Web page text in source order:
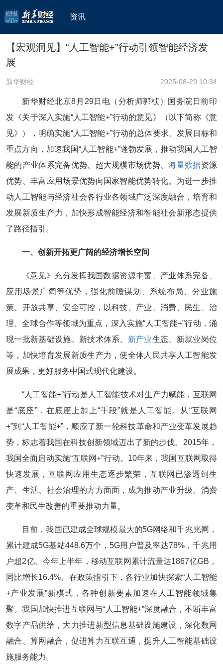
资讯
【宏观洞见】“人工智能+”行动引领智能经济发
展
新华财经 2025-08-29 10:34
新华财经北京8月29日电（分析师郭桢）国务院日前印
发《关于深入实施“人工智能+”行动的意见》（以下简称《意
见》），明确实施“人工智能+”行动的总体要求、发展目标和
重点方向，加速我国“人工智能+”蓬勃发展，推动我国人工智
能的产业体系完备优势、超大规模市场优势、海量数据资源
优势、丰富应用场景优势向国家智能优势转化。为进一步推
动人工智能与经济社会各行业各领域广泛深度融合，培育和
发展新质生产力，加快形成智能经济和智能社会新形态提供
了路径指引。
一、创新开拓更广阔的经济增长空间
《意见》充分发挥我国数据资源丰富、产业体系完备、
应用场景广阔等优势，强化前瞻谋划、系统布局、分业施
策、开放共享、安全可控，以科技、产业、消费、民生、治
理、全球合作等领域为重点，深入实施“人工智能+”行动，涌
现一批新基础设施、新技术体系、 新产业生态、新就业岗位
等，加快培育发展新质生产力，使全体人民共享人工智能发
展成果，更好服务中国式现代化建设。
“人工智能+”行动是人工智能技术对生产力赋能，互联网
是“底座”，在底座上加上“手段”就是人工智能。从“互联网
+”到“人工智能+”，顺应了新一轮科技革命和产业变革发展趋
势，标志着我国在科技创新领域迈出了新的步伐。2015年，
我国全面启动实施“互联网+”行动。10年来，我国互联网取得
快速发展，互联网应用生态逐步繁荣，互联网已渗透到生
产、生活、社会治理的方方面面，成为推动产业升级、消费
变革和民生改善的重要推动力量。
目前，我国已建成全球规模最大的5G网络和千兆光网，
累计建成5G基站448.6万个，5G用户普及率达78%，千兆用
户超2亿。今年上半年，移动互联网累计流量达1867亿GB，
同比增长16.4%。在政策指引下，各行业加快探索“人工智能
+产业发展”新模式，各种创新要素加速在人工智能领域集
聚。我国加快推进互联网与“人工智能+”深度融合，不断丰富
数字产品供给，大力推进新型信息基础设施建设，深化数网
融合、算网融合，促进算力互联互通，提升人工智能基础设
施服务能力。